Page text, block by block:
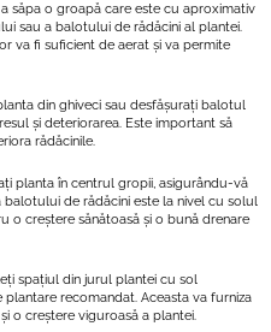
săpa o groapă care este cu aproximativ
sau a balotului de rădăcini al plantei.
va fi suficient de aerat și va permite
din ghiveci sau desfășurați balotul
și deteriorarea. Este important să
rădăcinile.
planta în centrul gropii, asigurându-vă
balotului de rădăcini este la nivel cu solul
o creștere sănătoasă și o bună drenare
spațiul din jurul plantei cu sol
recomandat. Aceasta va furniza
o creștere viguroasă a plantei.